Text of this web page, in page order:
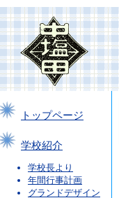
トップページ
学校紹介
学校長より
年間行事計画
グランドデザイン